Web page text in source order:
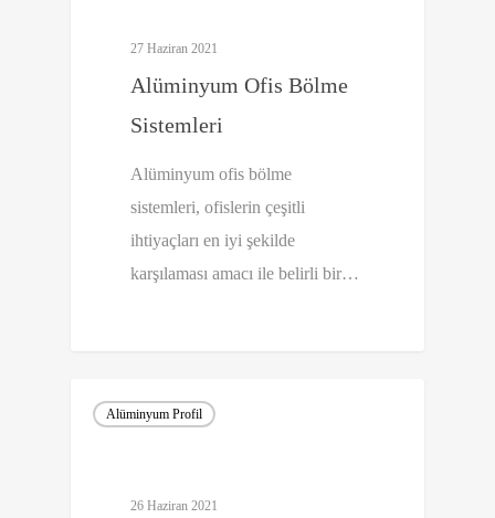
27 Haziran 2021
Alüminyum Ofis Bölme
Sistemleri
Alüminyum ofis bölme
sistemleri, ofislerin çeşitli
ihtiyaçları en iyi şekilde
karşılaması amacı ile belirli bir…
Alüminyum Profil
26 Haziran 2021